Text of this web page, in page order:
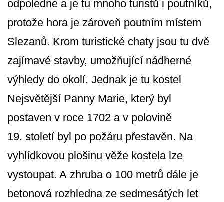
odpoledne a je tu mnoho turistů i poutníků,
protože hora je zároveň poutním místem
Slezanů. Krom turistické chaty jsou tu dvě
zajímavé stavby, umožňující nádherné
výhledy do okolí. Jednak je tu kostel
Nejsvětější Panny Marie, který byl
postaven v roce 1702 a v polovině
19. století byl po požáru přestavěn. Na
vyhlídkovou plošinu věže kostela lze
vystoupat. A zhruba o 100 metrů dále je
betonová rozhledna ze sedmesátých let